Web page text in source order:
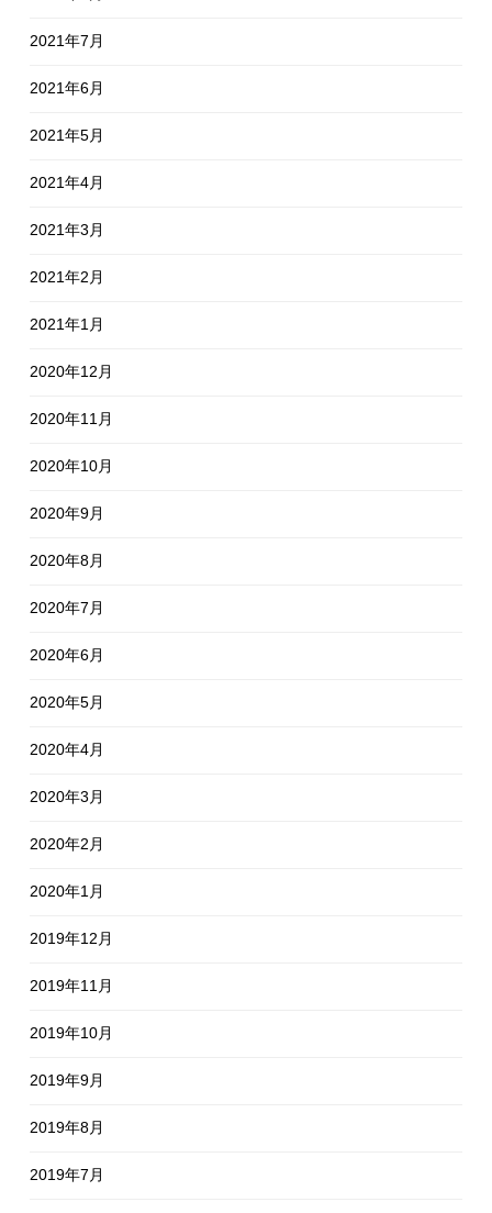
2021年7月
2021年6月
2021年5月
2021年4月
2021年3月
2021年2月
2021年1月
2020年12月
2020年11月
2020年10月
2020年9月
2020年8月
2020年7月
2020年6月
2020年5月
2020年4月
2020年3月
2020年2月
2020年1月
2019年12月
2019年11月
2019年10月
2019年9月
2019年8月
2019年7月